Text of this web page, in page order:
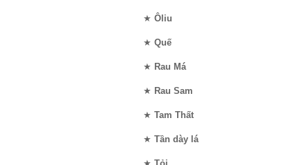
★ Ôliu
★ Quế
★ Rau Má
★ Rau Sam
★ Tam Thất
★ Tần dày lá